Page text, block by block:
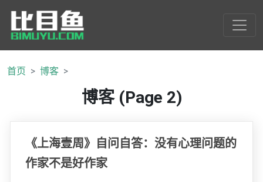
首页 博客
博客 (Page 2)
《上海壹周》自问自答：没有心理问题的
作家不是好作家